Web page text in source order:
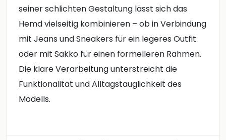
seiner schlichten Gestaltung lässt sich das
Hemd vielseitig kombinieren – ob in Verbindung
mit Jeans und Sneakers für ein legeres Outfit
oder mit Sakko für einen formelleren Rahmen.
Die klare Verarbeitung unterstreicht die
Funktionalität und Alltagstauglichkeit des
Modells.